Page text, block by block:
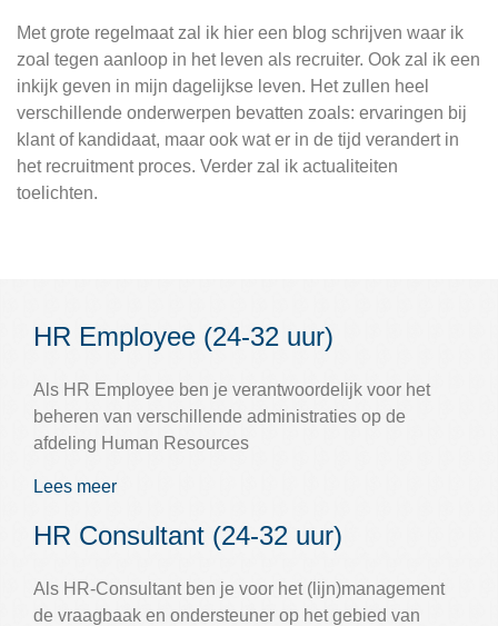
Met grote regelmaat zal ik hier een blog schrijven waar ik
zoal tegen aanloop in het leven als recruiter. Ook zal ik een
inkijk geven in mijn dagelijkse leven. Het zullen heel
verschillende onderwerpen bevatten zoals: ervaringen bij
klant of kandidaat, maar ook wat er in de tijd verandert in
het recruitment proces. Verder zal ik actualiteiten
toelichten.
HR Employee (24-32 uur)
Als HR Employee ben je verantwoordelijk voor het
beheren van verschillende administraties op de
afdeling Human Resources
Lees meer
HR Consultant (24-32 uur)
Als HR-Consultant ben je voor het (lijn)management
de vraagbaak en ondersteuner op het gebied van